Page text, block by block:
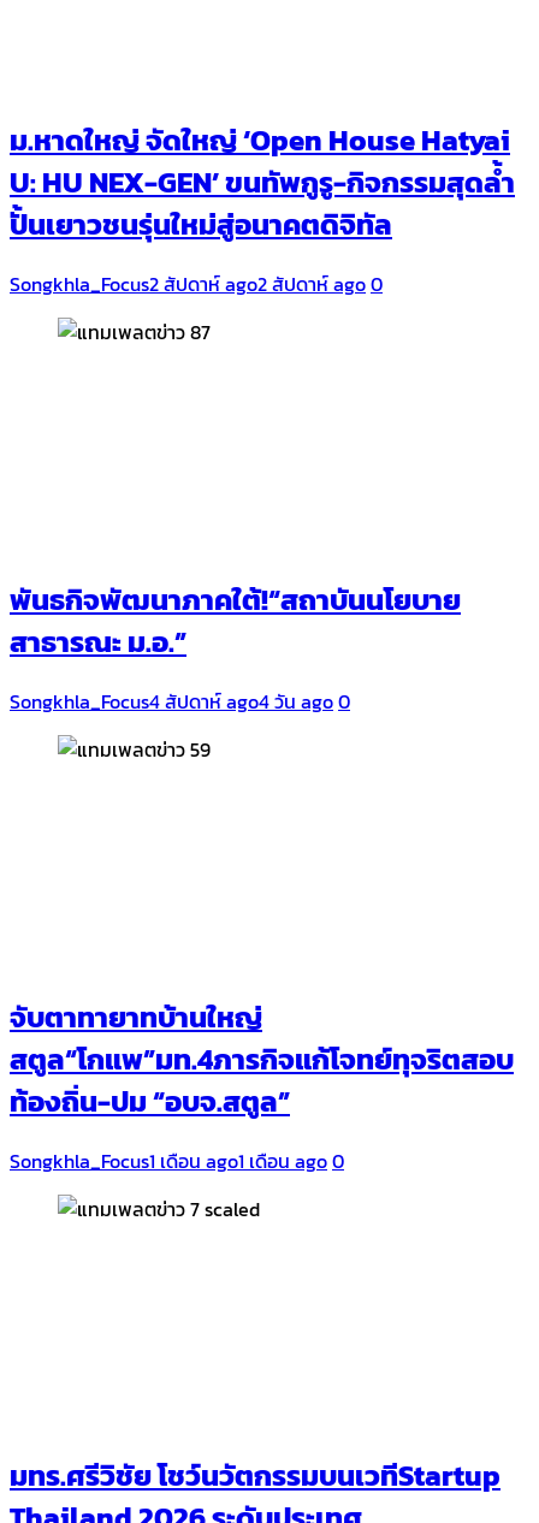
ม.หาดใหญ่ จัดใหญ่ ‘Open House Hatyai
U: HU NEX-GEN’ ขนทัพกูรู-กิจกรรมสุดล้ำ
ปั้นเยาวชนรุ่นใหม่สู่อนาคตดิจิทัล
Songkhla_Focus2 สัปดาห์ ago2 สัปดาห์ ago0
พันธกิจพัฒนาภาคใต้!“สถาบันนโยบาย
สาธารณะ ม.อ.”
Songkhla_Focus4 สัปดาห์ ago4 วัน ago0
จับตาทายาทบ้านใหญ่
สตูล“โกแพ”มท.4ภารกิจแก้โจทย์ทุจริตสอบ
ท้องถิ่น-ปม “อบจ.สตูล”
Songkhla_Focus1 เดือน ago1 เดือน ago0
มทร.ศรีวิชัย โชว์นวัตกรรมบนเวทีStartup